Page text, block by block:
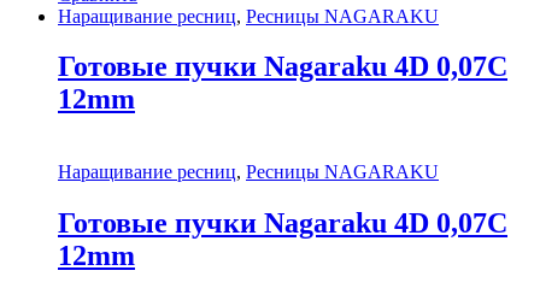
Наращивание ресниц, Ресницы NAGARAKU
Готовые пучки Nagaraku 4D 0,07C
12mm
Наращивание ресниц, Ресницы NAGARAKU
Готовые пучки Nagaraku 4D 0,07C
12mm